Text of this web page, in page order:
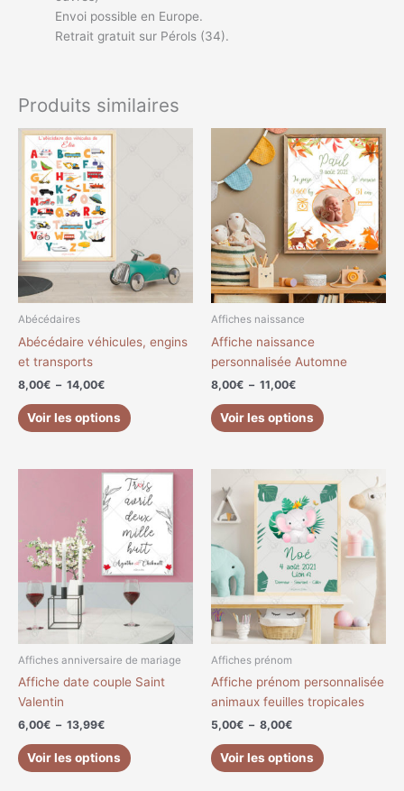
Envoi possible en Europe.
Retrait gratuit sur Pérols (34).
Produits similaires
Abécédaires
Abécédaire véhicules, engins
et transports
8,00€ – 14,00€
Plage
de
prix :
à
14,00€
Voir les options
options
peuvent
être
sur
produit
Affiches naissance
Affiche naissance
personnalisée Automne
8,00€ – 11,00€
Plage
de
prix :
8,00€
à
11,00€
Voir les options
Ce
produit
a
plusieurs
variations.
Les
options
peuvent
être
la
produit
Affiches anniversaire de mariage
Affiche date couple Saint
Valentin
6,00€ – 13,99€
Plage
de
prix :
6,00€
13,99€
Voir les options
Ce
produit
a
plusieurs
variations.
Les
options
choisies
sur
produit
Affiches prénom
Affiche prénom personnalisée
animaux feuilles tropicales
5,00€ – 8,00€
de
prix :
5,00€
à
8,00€
Voir les options
Ce
produit
a
plusieurs
variations.
Les
options
peuvent
être
sur
la
produit